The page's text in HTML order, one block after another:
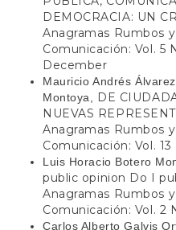
DEMOCRACIA: UN
Anagramas Rumbos
Comunicación: Vol. 5
December
Mauricio Andrés
Montoya,
DE
NUEVAS
Anagramas Rumbos
Comunicación: Vol.
Luis Horacio Botero
public opinion Do I
Anagramas Rumbos
Comunicación: Vol. 2
Carlos Alberto Galvis